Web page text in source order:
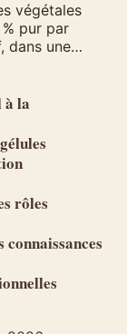
végétales
pur par
dans une
Disponible
offre
par jour.
à la
rôles